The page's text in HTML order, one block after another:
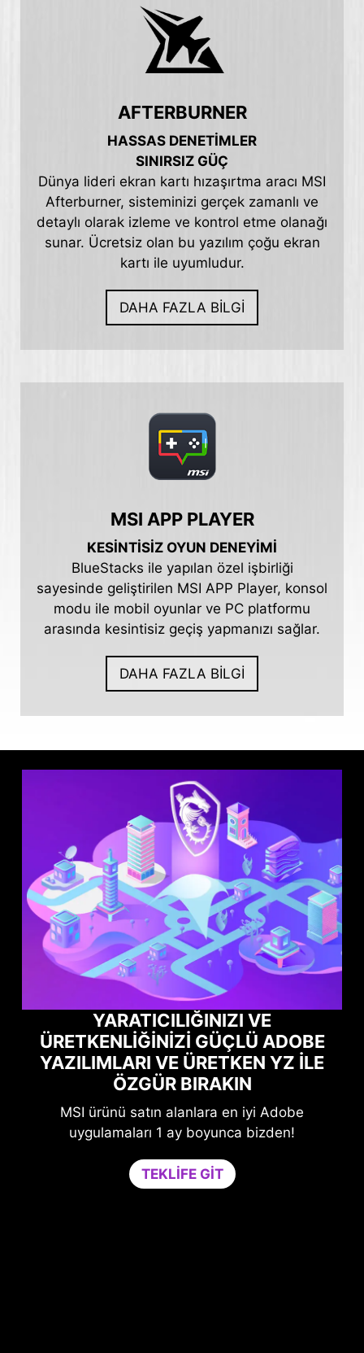
AFTERBURNER
HASSAS DENETİMLER
SINIRSIZ GÜÇ
Dünya lideri ekran kartı hızaşırtma aracı MSI
Afterburner, sisteminizi gerçek zamanlı ve
detaylı olarak izleme ve kontrol etme olanağı
sunar. Ücretsiz olan bu yazılım çoğu ekran
kartı ile uyumludur.
DAHA FAZLA BİLGİ
MSI APP PLAYER
KESİNTİSİZ OYUN DENEYİMİ
BlueStacks ile yapılan özel işbirliği
sayesinde geliştirilen MSI APP Player, konsol
modu ile mobil oyunlar ve PC platformu
arasında kesintisiz geçiş yapmanızı sağlar.
DAHA FAZLA BİLGİ
YARATICILIĞINIZI VE
ÜRETKENLIĞINIZI GÜÇLÜ ADOBE
YAZILIMLARI VE ÜRETKEN YZ ILE
ÖZGÜR BIRAKIN
MSI ürünü satın alanlara en iyi Adobe
uygulamaları 1 ay boyunca bizden!
TEKLIFE GIT